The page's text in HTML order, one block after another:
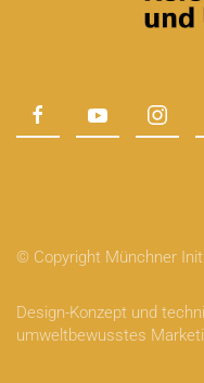
© Copyright Münchner
Design-Konzept und
umweltbewusstes